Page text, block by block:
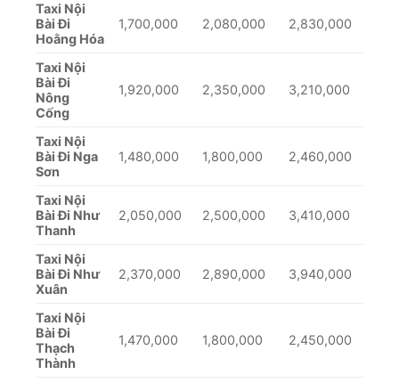
Taxi Nội
Bài Đi
Hoằng Hóa
1,700,000 2,080,000 2,830,000
Taxi Nội
Bài Đi
Nông
Cống
1,920,000 2,350,000 3,210,000
Taxi Nội
Bài Đi Nga
Sơn
1,480,000 1,800,000 2,460,000
Taxi Nội
Bài Đi Như
Thanh
2,050,000 2,500,000 3,410,000
Taxi Nội
Bài Đi Như
Xuân
2,370,000 2,890,000 3,940,000
Taxi Nội
Bài Đi
Thạch
Thành
1,470,000 1,800,000 2,450,000